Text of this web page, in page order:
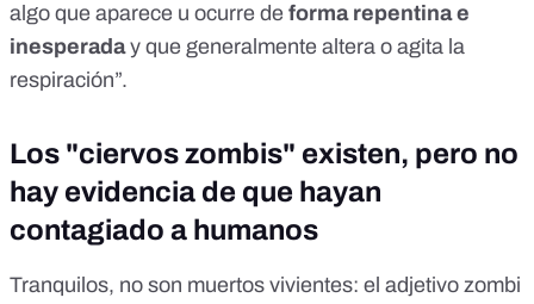
algo que aparece u ocurre de forma repentina e
inesperaday que generalmente altera o agita la
respiración”.
Los "ciervos zombis" existen, pero no
hay evidencia de que hayan
contagiado a humanos
Tranquilos, no son muertos vivientes: el adjetivo zombi